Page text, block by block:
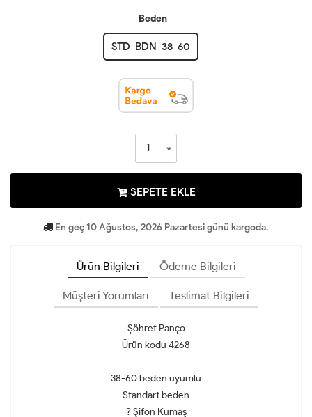
Beden
STD-BDN-38-60
SEPETE EKLE
En geç 10 Ağustos, 2026 Pazartesi günü kargoda.
Ürün Bilgileri Ödeme Bilgileri
Müşteri Yorumları Teslimat Bilgileri
Şöhret Panço
Ürün kodu 4268
38-60 beden uyumlu
Standart beden
? Şifon Kumaş